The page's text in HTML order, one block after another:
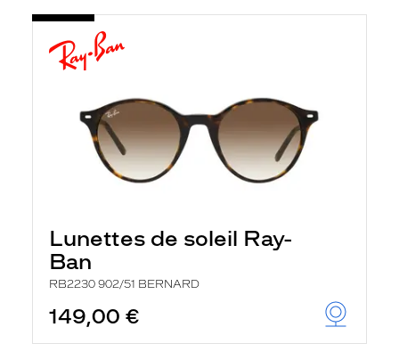
Lunettes de soleil Ray-
Ban
RB2230 902/51 BERNARD
149,00 €